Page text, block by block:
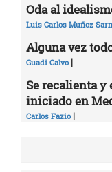
Oda al
Luis Carlos Muñoz
Alguna vez
Guadi Calvo |
Se recalienta
iniciado en
Carlos Fazio |